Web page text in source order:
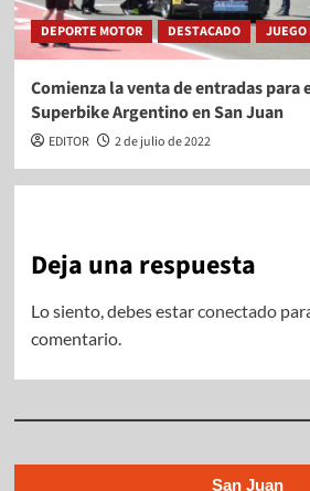
DEPORTE MOTOR DESTACADO JUEGO
Comienza la venta de entradas para
Superbike Argentino en San Juan
EDITOR 2 de julio de 2022
Deja una respuesta
Lo siento, debes estarconectado
comentario.
San Juan